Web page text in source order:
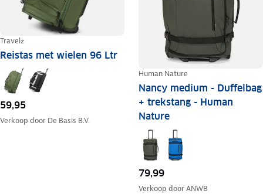
Travelz
Reistas met wielen 96 Ltr
59,95
Verkoop door De Basis B.V.
Human Nature
Nancy medium - Duffelbag
+ trekstang - Human
Nature
79,99
Verkoop doorANWB